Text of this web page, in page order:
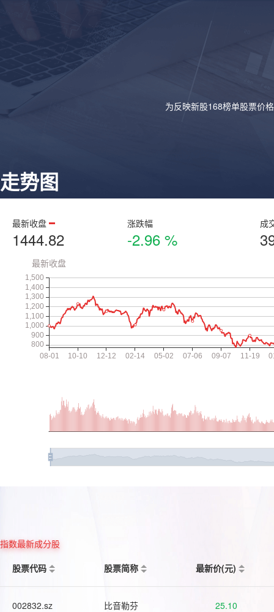
为反映新股168榜单股票价
走势图
最新收盘
1444.82
涨跌幅
-2.96 %
成
指数最新成分股
股票代码
股票简称 最新价(元)
002832.sz 比音勒芬 25.10